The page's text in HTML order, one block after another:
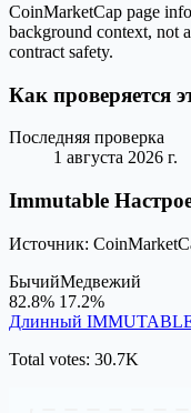
CoinMarketCap page
background context, not
contract safety.
Как проверяется
Последняя проверка
1 августа 2026 г.
Immutable
Источник:
БычийМедвежий
82.8% 17.2%
Длинный
Total votes: 30.7K